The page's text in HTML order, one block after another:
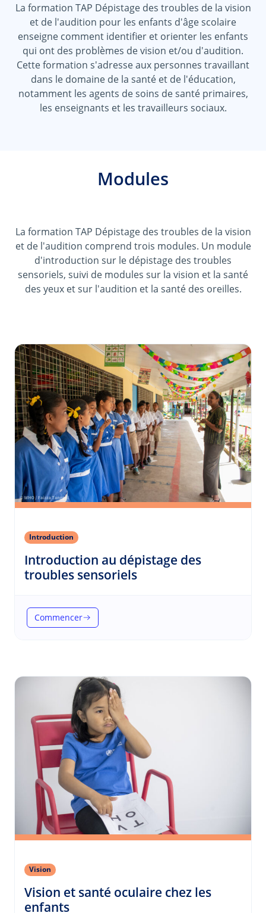
La formation TAP Dépistage des troubles de la vision
et de l'audition pour les enfants d'âge scolaire
enseigne comment identifier et orienter les enfants
qui ont des problèmes de vision et/ou d'audition.
Cette formation s'adresse aux personnes travaillant
dans le domaine de la santé et de l'éducation,
notamment les agents de soins de santé primaires,
les enseignants et les travailleurs sociaux.
Modules
La formation TAP Dépistage des troubles de la vision
et de l'audition comprend trois modules. Un module
d'introduction sur le dépistage des troubles
sensoriels, suivi de modules sur la vision et la santé
des yeux et sur l'audition et la santé des oreilles.
Introduction
Introduction au dépistage des
troubles sensoriels(Introduction)
Commencer
(Introduction au dépistage des troubles sensoriels)
Vision
Vision et santé oculaire chez les
enfants(Vision)